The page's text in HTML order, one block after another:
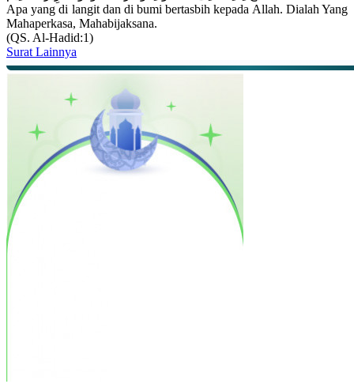
Apa yang di langit dan di bumi bertasbih kepada Allah. Dialah Yang
Mahaperkasa, Mahabijaksana.
(QS. Al-Hadid:1)
Surat Lainnya